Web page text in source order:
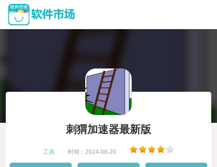
刺猬加速器最新版
工具 时间：2024-08-20